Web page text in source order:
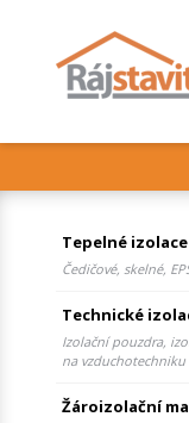
Tepelné izolace
Čedičové, skelné,
Technické
Izolační pouzdra,
na vzduchotechniku
Žároizolační